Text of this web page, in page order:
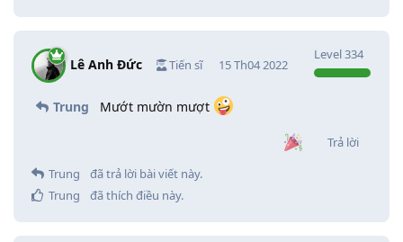
Lê Anh Đức Tiến sĩ
Level334
15 Th04 2022
Trung Mướt mườn mượt
Trả lời
Trung
đã trả lời bài viết này.
Trung
đã thích điều này.